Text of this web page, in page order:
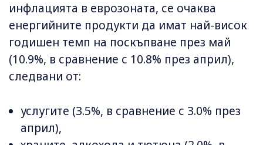
инфлацията в еврозоната, се очаква
енергийните продукти да имат най-висок
годишен темп на поскъпване през май
(10.9%, в сравнение с 10.8% през април),
следвани от:
услугите (3.5%, в сравнение с 3.0% през
април),